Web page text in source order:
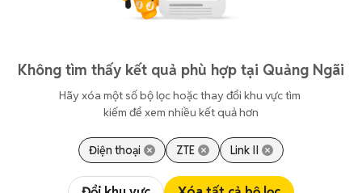
Không tìm thấy kết quả phù hợp tại Quảng Ngãi
Hãy xóa một số bộ lọc hoặc thay đổi khu vực tìm
kiếm để xem nhiều kết quả hơn
Điện thoại ZTE Link II